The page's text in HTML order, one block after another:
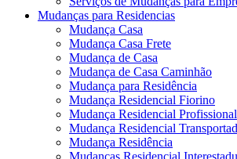
Mudanças para Residencias
Mudança Casa
Mudança Casa Frete
Mudança de Casa
Mudança de Casa Caminhão
Mudança para Residência
Mudança Residencial Fiorino
Mudança Residencial Profissional
Mudança Residencial
Mudança Residência
Mudanças Residencial